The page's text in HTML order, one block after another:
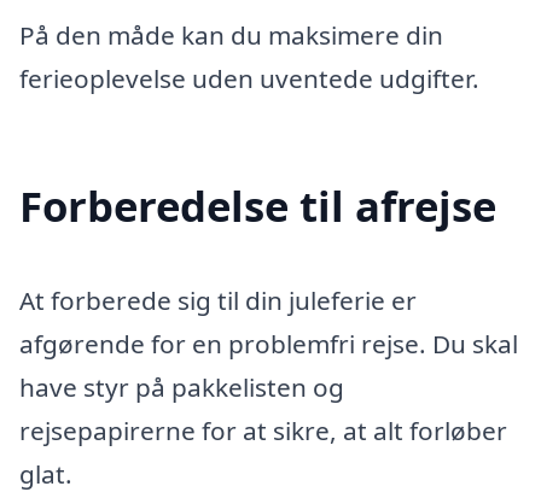
På den måde kan du maksimere din
ferieoplevelse uden uventede udgifter.
Forberedelse til afrejse
At forberede sig til din juleferie er
afgørende for en problemfri rejse. Du skal
have styr på pakkelisten og
rejsepapirerne for at sikre, at alt forløber
glat.